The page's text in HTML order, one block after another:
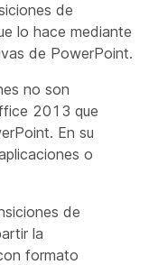
de
lo hace mediante
de PowerPoint.
no son
2013 que
En su
o
de
la
formato